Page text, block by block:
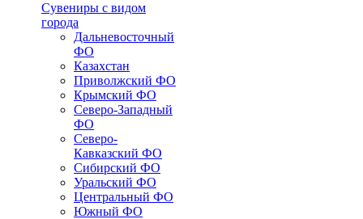
Сувениры с видом
города
Дальневосточный
ФО
Казахстан
Приволжский ФО
Крымский ФО
Северо-Западный
ФО
Северо-
Кавказский ФО
Сибирский ФО
Уральский ФО
Центральный ФО
Южный ФО